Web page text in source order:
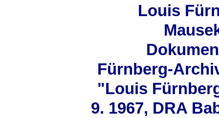
Louis
Fürnberg-
"Louis
9. 1967, DRA